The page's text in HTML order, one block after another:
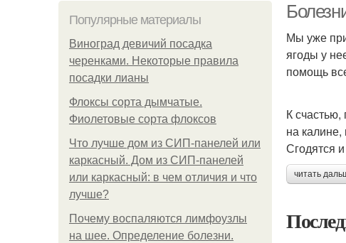
Популярные материалы
Виноград девичий посадка
черенками. Некоторые правила
посадки лианы
Флоксы сорта дымчатые.
Фиолетовые сорта флоксов
Что лучше дом из СИП-панелей или
каркасный. Дом из СИП-панелей
или каркасный: в чем отличия и что
лучше?
Почему воспаляются лимфоузлы
на шее. Определение болезни.
Мы уже
ягоды у
помощь
К
на
Сгодятся
читать